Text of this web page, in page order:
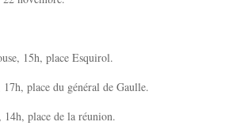
15h, place Esquirol.
place du général de Gaulle.
14h, place de la réunion.